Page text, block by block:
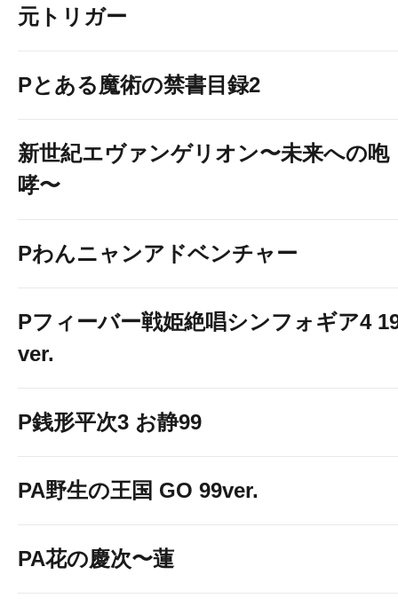
元トリガー
Pとある魔術の禁書目録2
新世紀エヴァンゲリオン〜未来への咆
哮〜
Pわんニャンアドベンチャー
Pフィーバー戦姫絶唱シンフォギア4
ver.
P銭形平次3 お静99
PA野生の王国 GO 99ver.
PA花の慶次〜蓮